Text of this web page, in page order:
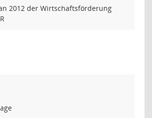
2012 der Wirtschaftsförderung